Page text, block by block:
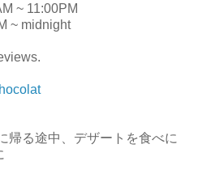
~ 11:00PM
~ midnight
帰る途中、デザートを食べに